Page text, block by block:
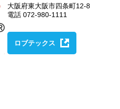
大阪府東大阪市四条町12-8
電話 072-980-1111
ロブテックス